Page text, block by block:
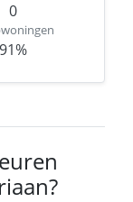
0
91%